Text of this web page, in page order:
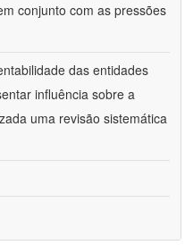
conjunto com as pressões
das entidades
influência sobre a
uma revisão sistemática